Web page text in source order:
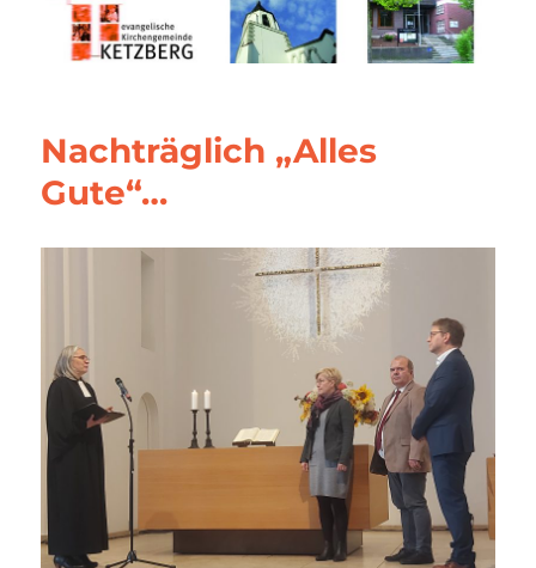
Nachträglich „Alles
Gute“…